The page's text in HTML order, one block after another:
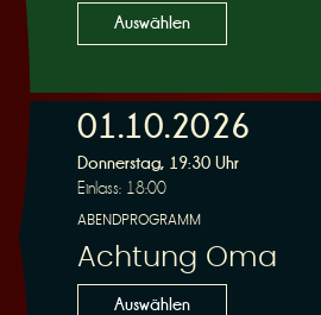
e
r
Auswählen
01.10.2026
Donnerstag, 19:30 Uhr
Einlass: 18:00
ABENDPROGRAMM
Achtung Oma
Auswählen